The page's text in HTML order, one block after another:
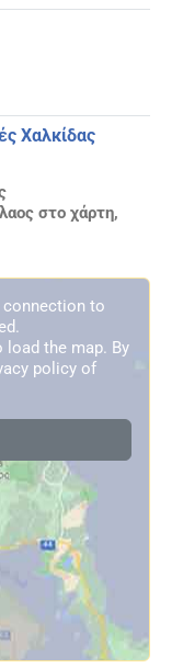
Χαλκίδας
στο χάρτη,
connection to
load the map. By
policy of